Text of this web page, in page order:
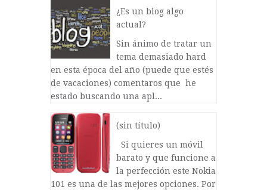
¿Es un blog algo
actual?
Sin ánimo de tratar un
tema demasiado hard
en esta época del año (puede que estés
de vacaciones) comentaros que he
estado buscando una apl...
(sin título)
Si quieres un móvil
barato y que funcione a
la perfección este Nokia
101 es una de las mejores opciones. Por